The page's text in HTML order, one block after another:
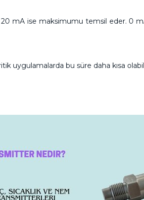
mA ise maksimumu temsil eder. 0
uygulamalarda bu süre daha kısa